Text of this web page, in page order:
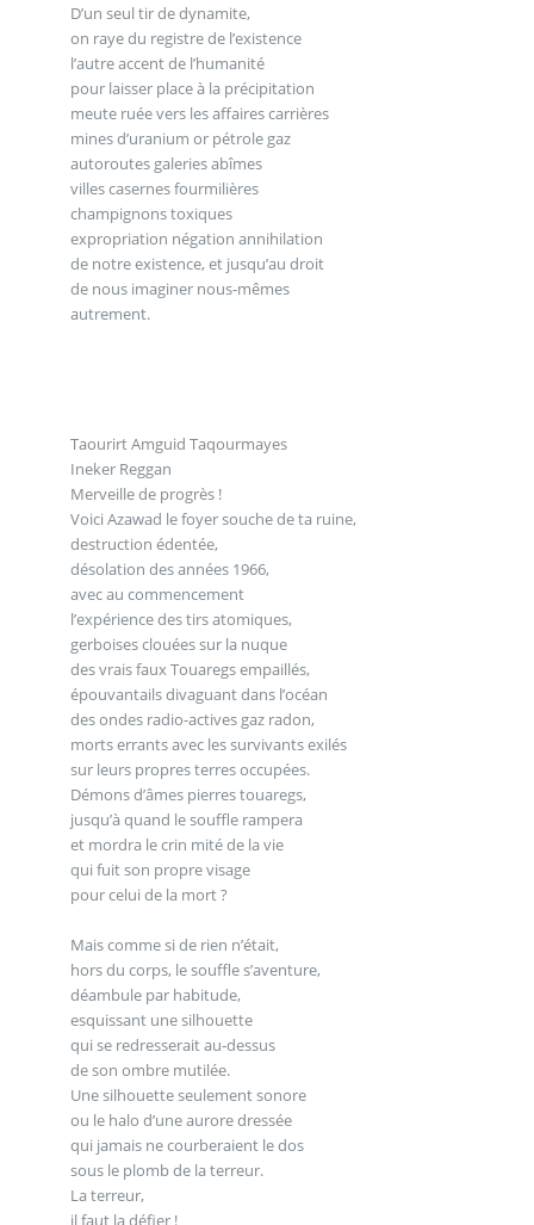
D’un seul tir de dynamite,
on raye du registre de l’existence
l’autre accent de l’humanité
pour laisser place à la précipitation
meute ruée vers les affaires carrières
mines d’uranium or pétrole gaz
autoroutes galeries abîmes
villes casernes fourmilières
champignons toxiques
expropriation négation annihilation
de notre existence, et jusqu’au droit
de nous imaginer nous-mêmes
autrement.
Taourirt Amguid Taqourmayes
Ineker Reggan
Merveille de progrès !
Voici Azawad le foyer souche de ta ruine,
destruction édentée,
désolation des années 1966,
avec au commencement
l’expérience des tirs atomiques,
gerboises clouées sur la nuque
des vrais faux Touaregs empaillés,
épouvantails divaguant dans l’océan
des ondes radio-actives gaz radon,
morts errants avec les survivants exilés
sur leurs propres terres occupées.
Démons d’âmes pierres touaregs,
jusqu’à quand le souffle rampera
et mordra le crin mité de la vie
qui fuit son propre visage
pour celui de la mort ?
Mais comme si de rien n’était,
hors du corps, le souffle s’aventure,
déambule par habitude,
esquissant une silhouette
qui se redresserait au-dessus
de son ombre mutilée.
Une silhouette seulement sonore
ou le halo d’une aurore dressée
qui jamais ne courberaient le dos
sous le plomb de la terreur.
La terreur,
il faut la défier !